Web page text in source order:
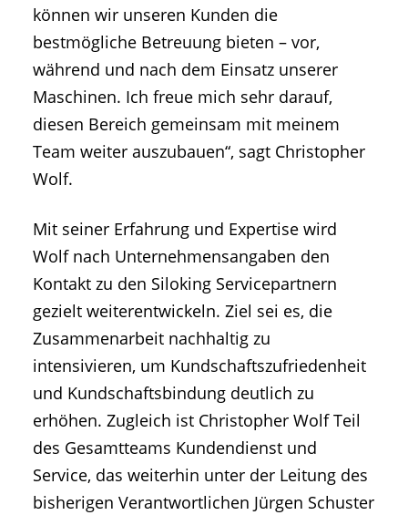
können wir unseren Kunden die
bestmögliche Betreuung bieten – vor,
während und nach dem Einsatz unserer
Maschinen. Ich freue mich sehr darauf,
diesen Bereich gemeinsam mit meinem
Team weiter auszubauen“, sagt Christopher
Wolf.
Mit seiner Erfahrung und Expertise wird
Wolf nach Unternehmensangaben den
Kontakt zu den Siloking Servicepartnern
gezielt weiterentwickeln. Ziel sei es, die
Zusammenarbeit nachhaltig zu
intensivieren, um Kundschaftszufriedenheit
und Kundschaftsbindung deutlich zu
erhöhen. Zugleich ist Christopher Wolf Teil
des Gesamtteams Kundendienst und
Service, das weiterhin unter der Leitung des
bisherigen Verantwortlichen Jürgen Schuster